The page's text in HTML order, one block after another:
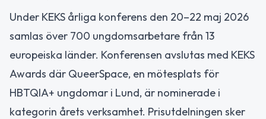
Under KEKS årliga konferens den 20–22 maj 2026
samlas över 700 ungdomsarbetare från 13
europeiska länder. Konferensen avslutas med KEKS
Awards där QueerSpace, en mötesplats för
HBTQIA+ ungdomar i Lund, är nominerade i
kategorin årets verksamhet. Prisutdelningen sker